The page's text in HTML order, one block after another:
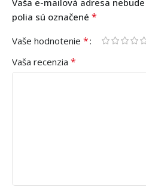
polia sú označené *
Vaše hodnotenie *
Vaša recenzia *